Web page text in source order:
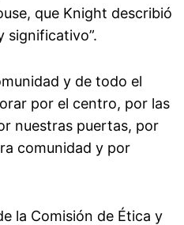
que Knight describió
significativo”.
y de todo el
por el centro, por las
nuestras puertas, por
comunidad y por
la Comisión de Ética y